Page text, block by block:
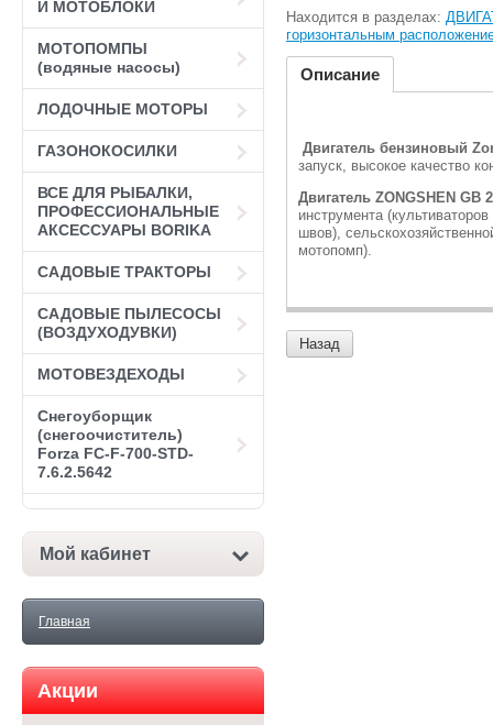
И МОТОБЛОКИ
МОТОПОМПЫ
(водяные насосы)
ЛОДОЧНЫЕ МОТОРЫ
ГАЗОНОКОСИЛКИ
ВСЕ ДЛЯ РЫБАЛКИ,
ПРОФЕССИОНАЛЬНЫЕ
АКСЕССУАРЫ BORIKA
САДОВЫЕ ТРАКТОРЫ
САДОВЫЕ ПЫЛЕСОСЫ
(ВОЗДУХОДУВКИ)
МОТОВЕЗДЕХОДЫ
Снегоуборщик
(снегоочиститель)
Forza FC-F-700-STD-
7.6.2.5642
Мой кабинет
Главная
Акции
Находится в разделах:
горизонтальным
Описание
Двигатель бензиновый
запуск, высокое качество
Двигатель ZONGSHEN GB
инструмента
швов),
мотопомп).
Назад